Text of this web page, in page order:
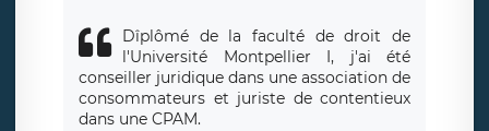
Dîplômé de la faculté de droit de
l'Université Montpellier I, j'ai été
conseiller juridique dans une association de
consommateurs et juriste de contentieux
dans une CPAM.